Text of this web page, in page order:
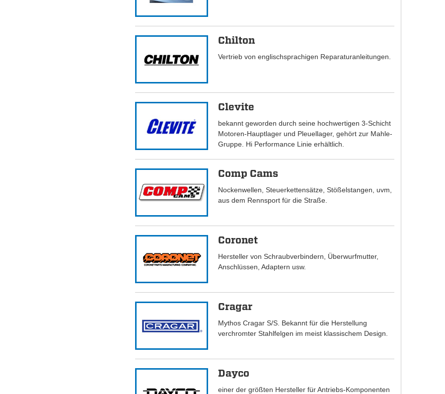
Chilton
Vertrieb von englischsprachigen Reparaturanleitungen.
Clevite
bekannt geworden durch seine hochwertigen 3-Schicht
Motoren-Hauptlager und Pleuellager, gehört zur Mahle-
Gruppe. Hi Performance Linie erhältlich.
Comp Cams
Nockenwellen, Steuerkettensätze, Stößelstangen, uvm,
aus dem Rennsport für die Straße.
Coronet
Hersteller von Schraubverbindern, Überwurfmutter,
Anschlüssen, Adaptern usw.
Cragar
Mythos Cragar S/S. Bekannt für die Herstellung
verchromter Stahlfelgen im meist klassischem Design.
Dayco
einer der größten Hersteller für Antriebs-Komponenten